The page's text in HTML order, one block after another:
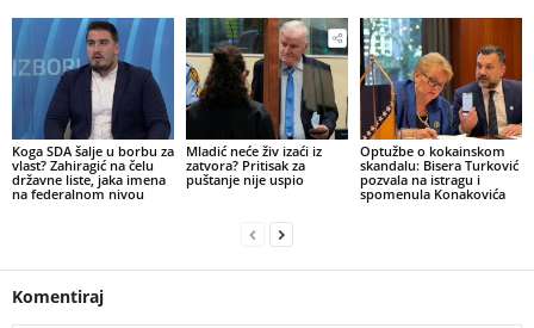
​Koga SDA šalje u borbu za
vlast? Zahiragić na čelu
državne liste, jaka imena
na federalnom nivou
​Mladić neće živ izaći iz
zatvora? Pritisak za
puštanje nije uspio
​Optužbe o kokainskom
skandalu: Bisera Turković
pozvala na istragu i
spomenula Konakovića
Komentiraj